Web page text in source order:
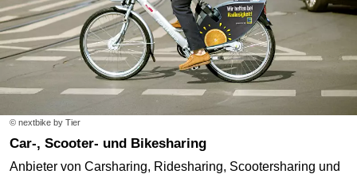
© nextbike by Tier
Car-, Scooter- und Bikesharing
Anbieter von Carsharing, Ridesharing, Scootersharing und